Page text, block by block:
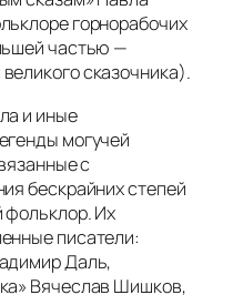
горнорабочих
частью —
сказочника).
и иные
могучей
с
бескрайних степей
фольклор. Их
писатели:
Даль,
Вячеслав Шишков,